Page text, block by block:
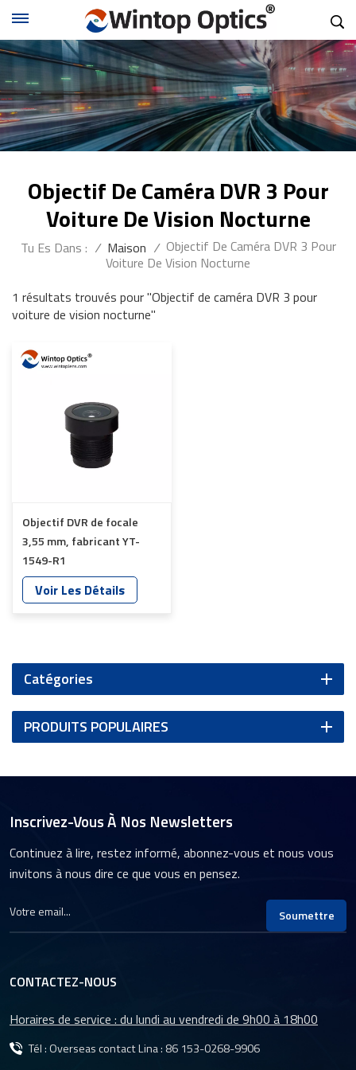
Objectif De Caméra DVR 3 Pour
Voiture De Vision Nocturne
Tu Es Dans : / Maison / Objectif De Caméra DVR 3 Pour
Voiture De Vision Nocturne
1 résultats trouvés pour "Objectif de caméra DVR 3 pour
voiture de vision nocturne"
Objectif DVR de focale
3,55 mm, fabricant YT-
1549-R1
Voir Les Détails
Catégories
PRODUITS POPULAIRES
Inscrivez-Vous À Nos Newsletters
Continuez à lire, restez informé, abonnez-vous et nous vous
invitons à nous dire ce que vous en pensez.
Soumettre
CONTACTEZ-NOUS
Horaires de service : du lundi au vendredi de 9h00 à 18h00
Tél : Overseas contact Lina : 86 153-0268-9906